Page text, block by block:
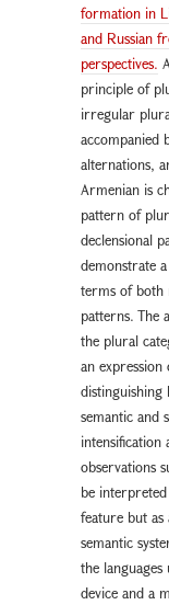
formation in
and Russian
perspectives.
principle of
irregular
accompanied
alternations,
Armenian is
pattern of
declensional
demonstrate
terms of both
patterns. The
the plural
an
distinguishing
semantic and
intensification
observations
be
feature but
semantic
the languages
device and a